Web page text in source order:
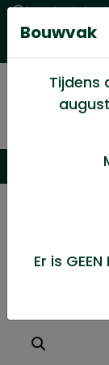
Levering in
Goede
Element
Element
Bouwvak
Tijdens
Er is